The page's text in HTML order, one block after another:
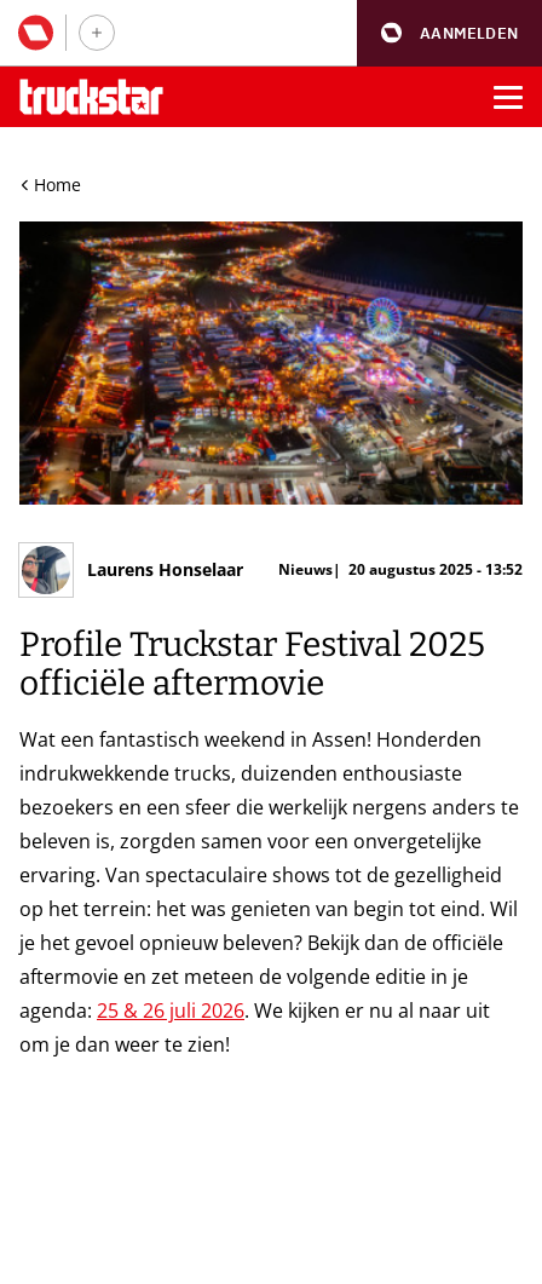
AANMELDEN
Home
Laurens Honselaar Nieuws 20 augustus 2025 - 13:52
Profile Truckstar Festival 2025
officiële aftermovie
Wat een fantastisch weekend in Assen! Honderden
indrukwekkende trucks, duizenden enthousiaste
bezoekers en een sfeer die werkelijk nergens anders te
beleven is, zorgden samen voor een onvergetelijke
ervaring. Van spectaculaire shows tot de gezelligheid
op het terrein: het was genieten van begin tot eind. Wil
je het gevoel opnieuw beleven? Bekijk dan de officiële
aftermovie en zet meteen de volgende editie in je
agenda: 25 & 26 juli 2026. We kijken er nu al naar uit
om je dan weer te zien!